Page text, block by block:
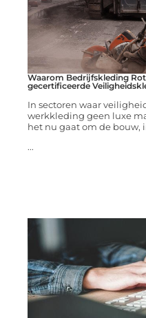
Waarom Bedrijfskleding
gecertificeerde
In sectoren waar
werkkleding geen luxe
het nu gaat om de bouw,
...